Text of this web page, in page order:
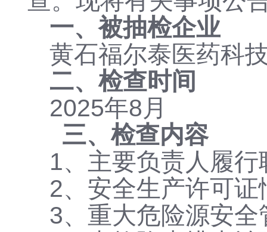
一、被抽检企业
黄石福尔泰医药科
二、检查时间
2025年8 月
三、检查内容
1、 主要负责人履行
2、 安全生产许可证
3、 重大危险源安全